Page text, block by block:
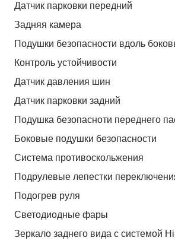
Датчик парковки передний
Задняя камера
Подушки безопасности вдоль
Контроль устойчивости
Датчик давления шин
Датчик парковки задний
Подушка безопасноти переднего
Боковые подушки безопасности
Система противоскольжения
Подрулевые лепестки
Подогрев руля
Светодиодные фары
Зеркало заднего вида с системой